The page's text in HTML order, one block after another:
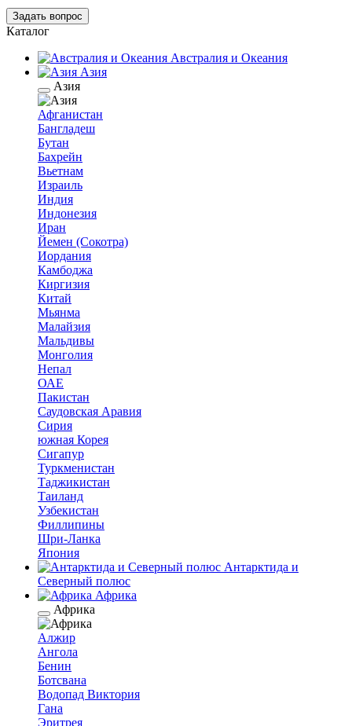
Задать вопрос
Каталог
Австралия и Океания
Азия
Азия
Афганистан
Бангладеш
Бутан
Бахрейн
Вьетнам
Израиль
Индия
Индонезия
Иран
Йемен (Сокотра)
Иордания
Камбоджа
Киргизия
Китай
Мьянма
Малайзия
Мальдивы
Монголия
Непал
ОАЕ
Пакистан
Саудовская Аравия
Сирия
южная Корея
Сигапур
Туркменистан
Таджикистан
Таиланд
Узбекистан
Филлипины
Шри-Ланка
Япония
Антарктида и
Северный полюс
Африка
Африка
Алжир
Ангола
Бенин
Ботсвана
Водопад Виктория
Гана
Эритрея